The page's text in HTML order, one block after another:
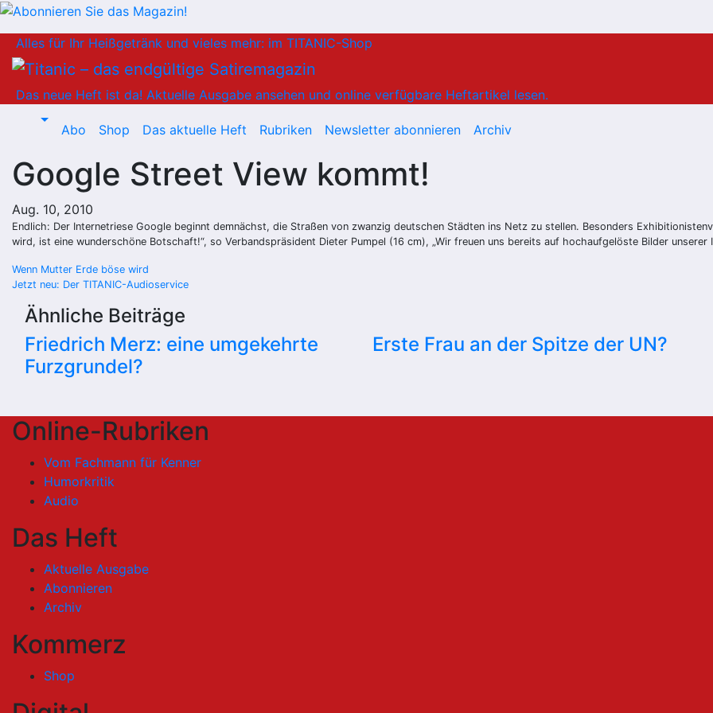
Inhalt
springen
Alles für Ihr Heißgetränk und vieles mehr: im TITANIC-Shop
Das neue Heft ist da! Aktuelle Ausgabe ansehen und online verfügbare Heftartikel lesen.
Abo Shop Das aktuelle Heft Rubriken Newsletter abonnieren Archiv
Google Street View kommt!
Aug. 10, 2010
Endlich: Der Internetriese Google beginnt demnächst, die Straßen von zwanzig deutschen Städten ins Netz zu stellen. Besonders
wird, ist eine wunderschöne Botschaft!“, so Verbandspräsident Dieter Pumpel (16 cm), „Wir freuen uns bereits auf hochaufgelöste Bilder
Beitragsnavigation
Wenn Mutter Erde böse wird
Jetzt neu: Der TITANIC-Audioservice
Ähnliche Beiträge
Friedrich Merz: eine umgekehrte
Furzgrundel?
Erste Frau an der Spitze der UN?
Online-Rubriken
Vom Fachmann für Kenner
Humorkritik
Audio
Das Heft
Aktuelle Ausgabe
Abonnieren
Archiv
Kommerz
Shop